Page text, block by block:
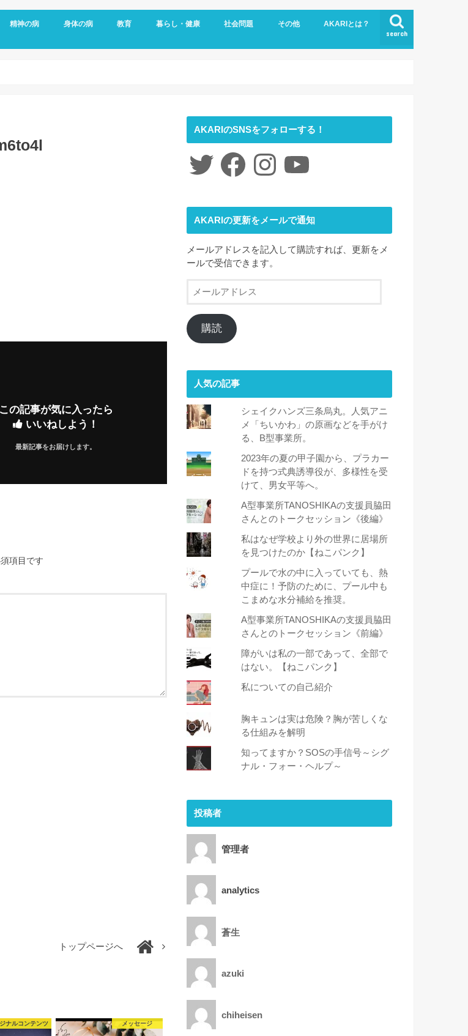
search
精神の病
うつ病
双極性障害
統合失調症
パニック障害
不安神経症
依存症
適応障害
身体の病
アレルギー
頭痛
ダウン症
がん
リウマチ
更年期障害
内臓の病気
整形外科の病気
脳・心臓の病気
糖尿病
その他の身体の病
教育
子育て
暮らし・健康
予防
女性特有の悩み
睡眠
社会問題
社会福祉
LGBTQ
コロナ
ジェンダー
ニュース
介護
時事ネタ
災害
社会学
その他
アート
ファッション
夢
心理学
書評
AKARIとは？
お問い合わせ
サイトマップ
会社概要
この記事が気に入ったら
いいねしよう！
最新記事をお届けします。
項目です
トップページへ
ナルコンテンツ メッセージ
AKARIのSNSをフォローする！
Twitter FacebookInstagramYouTube
AKARIの更新をメールで通知
メールアドレスを記入して購読すれば、更新をメ
ールで受信できます。
ー
ア
ド
購読
人気の記事
シェイクハンズ三条烏丸。人気アニ
メ「ちいかわ」の原画などを手がけ
る、B型事業所。
2023年の夏の甲子園から、プラカー
ドを持つ式典誘導役が、多様性を受
けて、男女平等へ。
A型事業所TANOSHIKAの支援員脇田
さんとのトークセッション《後編》
私はなぜ学校より外の世界に居場所
を見つけたのか【ねこパンク】
プールで水の中に入っていても、熱
中症に！予防のために、プール中も
こまめな水分補給を推奨。
A型事業所TANOSHIKAの支援員脇田
さんとのトークセッション《前編》
障がいは私の一部であって、全部で
はない。【ねこパンク】
私についての自己紹介
胸キュンは実は危険？胸が苦しくな
る仕組みを解明
知ってますか？SOSの手信号～シグ
ナル・フォー・ヘルプ～
投稿者
管理者
analytics
蒼生
azuki
chiheisen